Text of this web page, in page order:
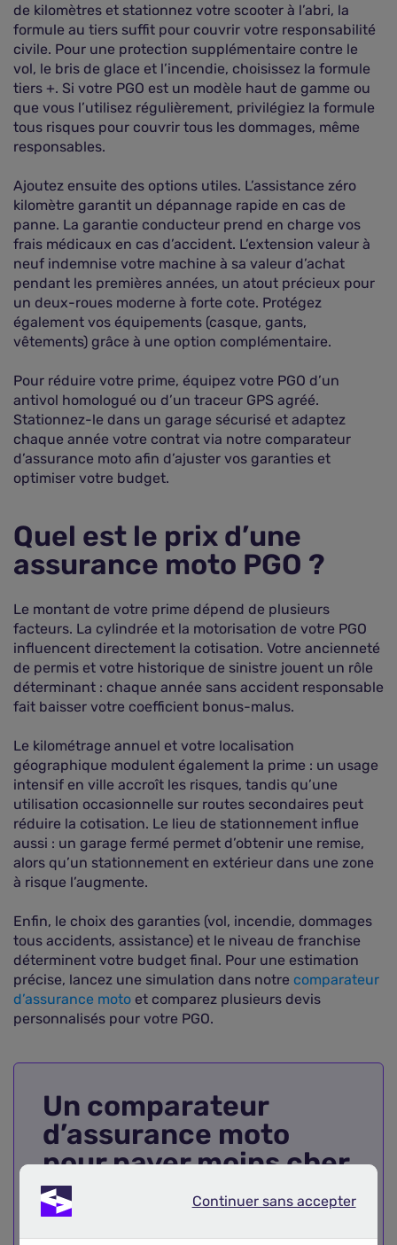
de kilomètres et stationnez votre scooter à l’abri, la
formule au tiers suffit pour couvrir votre responsabilité
civile. Pour une protection supplémentaire contre le
vol, le bris de glace et l’incendie, choisissez la formule
tiers +. Si votre PGO est un modèle haut de gamme ou
que vous l’utilisez régulièrement, privilégiez la formule
tous risques pour couvrir tous les dommages, même
responsables.
Ajoutez ensuite des options utiles. L’assistance zéro
kilomètre garantit un dépannage rapide en cas de
panne. La garantie conducteur prend en charge vos
frais médicaux en cas d’accident. L’extension valeur à
neuf indemnise votre machine à sa valeur d’achat
pendant les premières années, un atout précieux pour
un deux-roues moderne à forte cote. Protégez
également vos équipements (casque, gants,
vêtements) grâce à une option complémentaire.
Pour réduire votre prime, équipez votre PGO d’un
antivol homologué ou d’un traceur GPS agréé.
Stationnez-le dans un garage sécurisé et adaptez
chaque année votre contrat via notre comparateur
d’assurance moto afin d’ajuster vos garanties et
optimiser votre budget.
Quel est le prix d’une
assurance moto PGO ?
Le montant de votre prime dépend de plusieurs
facteurs. La cylindrée et la motorisation de votre PGO
influencent directement la cotisation. Votre ancienneté
de permis et votre historique de sinistre jouent un rôle
déterminant : chaque année sans accident responsable
fait baisser votre coefficient bonus-malus.
Le kilométrage annuel et votre localisation
géographique modulent également la prime : un usage
intensif en ville accroît les risques, tandis qu’une
utilisation occasionnelle sur routes secondaires peut
réduire la cotisation. Le lieu de stationnement influe
aussi : un garage fermé permet d’obtenir une remise,
alors qu’un stationnement en extérieur dans une zone
à risque l’augmente.
Enfin, le choix des garanties (vol, incendie, dommages
tous accidents, assistance) et le niveau de franchise
déterminent votre budget final. Pour une estimation
précise, lancez une simulation dans notre comparateur
d’assurance moto et comparez plusieurs devis
personnalisés pour votre PGO.
Un comparateur
d’assurance moto
pour payer moins cher
Faire appel à un comparateur d’assurance
Continuer sans accepter
Continuer sans accepter